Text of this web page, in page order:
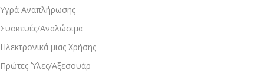
Υγρά Αναπλήρωσης
Συσκευές/Αναλώσιμα
Ηλεκτρονικά μιας Χρήσης
Πρώτες Ύλες/Αξεσουάρ